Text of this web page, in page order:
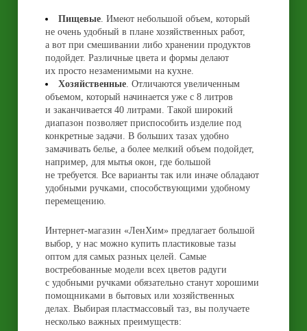
Пищевые. Имеют небольшой объем, который
не очень удобный в плане хозяйственных работ,
а вот при смешивании либо хранении продуктов
подойдет. Различные цвета и формы делают
их просто незаменимыми на кухне.
Хозяйственные. Отличаются увеличенным
объемом, который начинается уже с 8 литров
и заканчивается 40 литрами. Такой широкий
диапазон позволяет приспособить изделие под
конкретные задачи. В больших тазах удобно
замачивать белье, а более мелкий объем подойдет,
например, для мытья окон, где большой
не требуется. Все варианты так или иначе обладают
удобными ручками, способствующими удобному
перемещению.
Интернет-магазин «ЛенХим» предлагает большой
выбор, у нас можно купить пластиковые тазы
оптом для самых разных целей. Самые
востребованные модели всех цветов радуги
с удобными ручками обязательно станут хорошими
помощниками в бытовых или хозяйственных
делах. Выбирая пластмассовый таз, вы получаете
несколько важных преимуществ: